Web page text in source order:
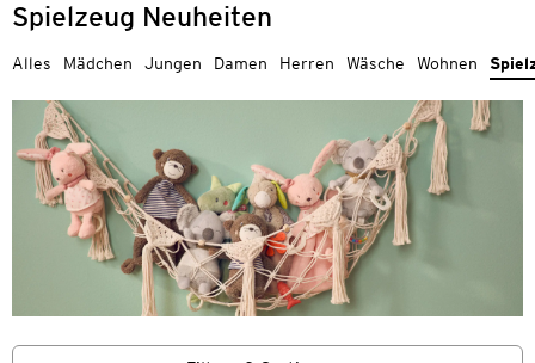
Spielzeug Neuheiten
Alles Mädchen Jungen Damen Herren Wäsche Wohnen